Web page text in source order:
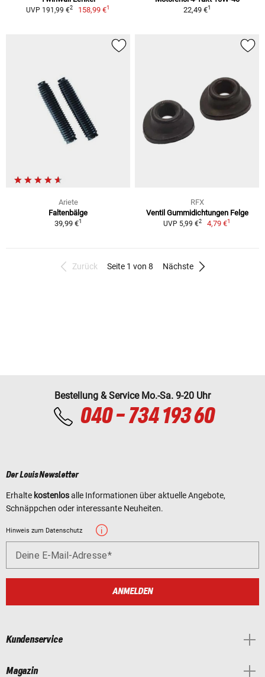
UVP 191,99 €2 158,99 €1
22,49 €1
Ariete
Faltenbälge
39,99 €1
RFX
Ventil Gummidichtungen Felge
UVP 5,99 €2 4,79 €1
Zurück Seite 1 von 8 Nächste
Bestellung & Service Mo.-Sa. 9-20 Uhr
040 - 734 193 60
Der Louis Newsletter
Erhalte kostenlosalle Informationen über aktuelle Angebote,
Schnäppchen oder interessante Neuheiten.
Hinweis zum Datenschutz
Deine E-Mail-Adresse
ANMELDEN
Kundenservice
Magazin